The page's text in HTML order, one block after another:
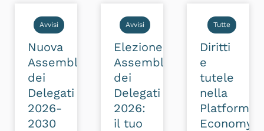
Avvisi
Nuova
Assemblea
dei
Delegati
2026-
2030
Avvisi
Elezione
Assemblea
dei
Delegati
2026:
il tuo
Tutte
Diritti
e
tutele
nella
Platform
Economy: